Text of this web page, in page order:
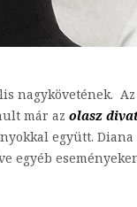
nagykövetének. Az
már az olasz
együtt. Diana
egyéb